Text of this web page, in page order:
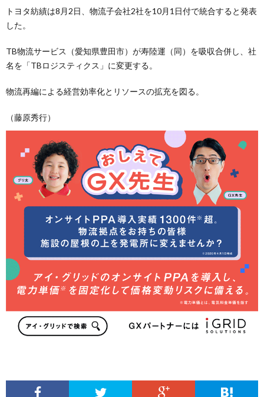
トヨタ紡績は8月2日、物流子会社2社を10月1日付で統合すると発表
した。
TB物流サービス（愛知県豊田市）が寿陸運（同）を吸収合併し、社
名を「TBロジスティクス」に変更する。
物流再編による経営効率化とリソースの拡充を図る。
（藤原秀行）